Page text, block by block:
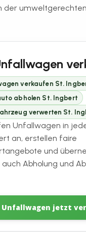
der umweltgerechten
verkaufen St.
abholen St. Ingbert
verwerten St.
Unfallwagen in
an, erstellen faire
und
auch Abholung und
Unfallwagen jetzt